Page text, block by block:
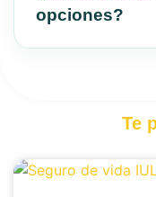
opciones?
Te